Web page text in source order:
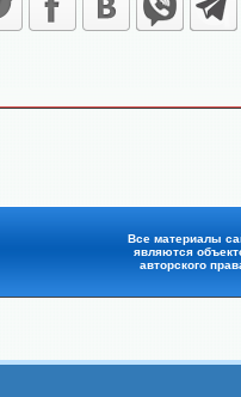
Все материалы
являются
авторского